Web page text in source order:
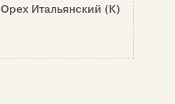
Орех Итальянский (К)